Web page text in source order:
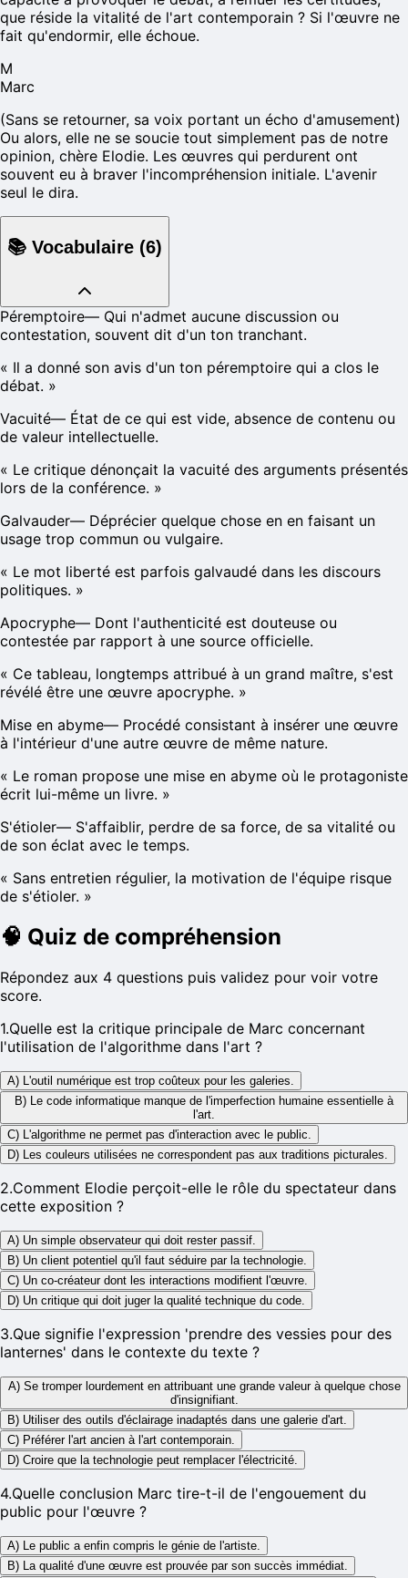
que réside la vitalité de l'art contemporain ? Si l'œuvre ne
fait qu'endormir, elle échoue.
M
Marc
(Sans se retourner, sa voix portant un écho d'amusement)
Ou alors, elle ne se soucie tout simplement pas de notre
opinion, chère Elodie. Les œuvres qui perdurent ont
souvent eu à braver l'incompréhension initiale. L'avenir
seul le dira.
📚 Vocabulaire (6)
Péremptoire— Qui n'admet aucune discussion ou
contestation, souvent dit d'un ton tranchant.
« Il a donné son avis d'un ton péremptoire qui a clos le
débat. »
Vacuité— État de ce qui est vide, absence de contenu ou
de valeur intellectuelle.
« Le critique dénonçait la vacuité des arguments présentés
lors de la conférence. »
Galvauder— Déprécier quelque chose en en faisant un
usage trop commun ou vulgaire.
« Le mot liberté est parfois galvaudé dans les discours
politiques. »
Apocryphe— Dont l'authenticité est douteuse ou
contestée par rapport à une source officielle.
« Ce tableau, longtemps attribué à un grand maître, s'est
révélé être une œuvre apocryphe. »
Mise en abyme— Procédé consistant à insérer une œuvre
à l'intérieur d'une autre œuvre de même nature.
« Le roman propose une mise en abyme où le protagoniste
écrit lui-même un livre. »
S'étioler— S'affaiblir, perdre de sa force, de sa vitalité ou
de son éclat avec le temps.
« Sans entretien régulier, la motivation de l'équipe risque
de s'étioler. »
🧠 Quiz de compréhension
Répondez aux 4 questions puis validez pour voir votre
score.
1.Quelle est la critique principale de Marc concernant
l'utilisation de l'algorithme dans l'art ?
A) L'outil numérique est trop coûteux pour les galeries.
B) Le code informatique manque de l'imperfection humaine essentielle à
l'art.
C) L'algorithme ne permet pas d'interaction avec le public.
D) Les couleurs utilisées ne correspondent pas aux traditions picturales.
2.Comment Elodie perçoit-elle le rôle du spectateur dans
cette exposition ?
A) Un simple observateur qui doit rester passif.
B) Un client potentiel qu'il faut séduire par la technologie.
C) Un co-créateur dont les interactions modifient l'œuvre.
D) Un critique qui doit juger la qualité technique du code.
3.Que signifie l'expression 'prendre des vessies pour des
lanternes' dans le contexte du texte ?
A) Se tromper lourdement en attribuant une grande valeur à quelque chose
d'insignifiant.
B) Utiliser des outils d'éclairage inadaptés dans une galerie d'art.
C) Préférer l'art ancien à l'art contemporain.
D) Croire que la technologie peut remplacer l'électricité.
4.Quelle conclusion Marc tire-t-il de l'engouement du
public pour l'œuvre ?
A) Le public a enfin compris le génie de l'artiste.
B) La qualité d'une œuvre est prouvée par son succès immédiat.